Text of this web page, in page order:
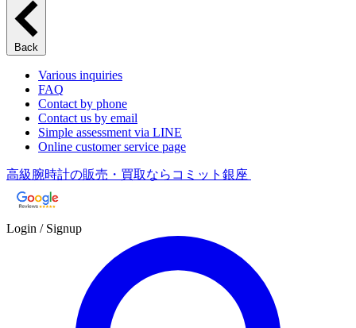
Back
Various inquiries
FAQ
Contact by phone
Contact us by email
Simple assessment via LINE
Online customer service page
高級腕時計の販売・買取ならコミット銀座
Login / Signup